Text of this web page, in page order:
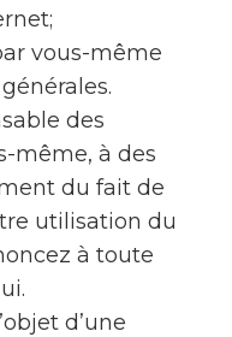
vous-même
des
même, à des
du fait de
utilisation du
à toute
d’une